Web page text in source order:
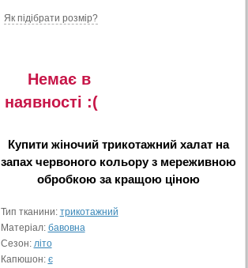
Як підібрати розмір?
Немає в
наявностi :(
Купити жіночий трикотажний халат на
запах червоного кольору з мереживною
обробкоюза кращою ціною
Тип тканини: трикотажний
Матеріал: бавовна
Сезон: літо
Капюшон: є